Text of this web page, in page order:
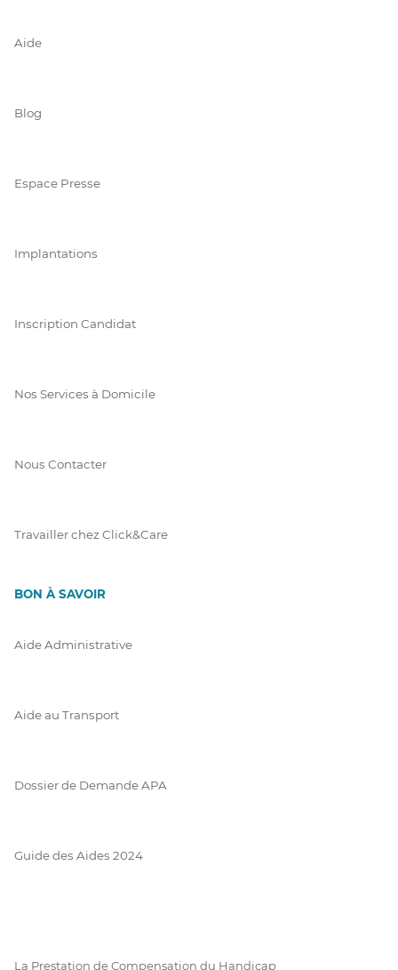
Aide
Blog
Espace Presse
Implantations
Inscription Candidat
Nos Services à Domicile
Nous Contacter
Travailler chez Click&Care
BON À SAVOIR
Aide Administrative
Aide au Transport
Dossier de Demande APA
Guide des Aides 2024
La Prestation de Compensation du Handicap